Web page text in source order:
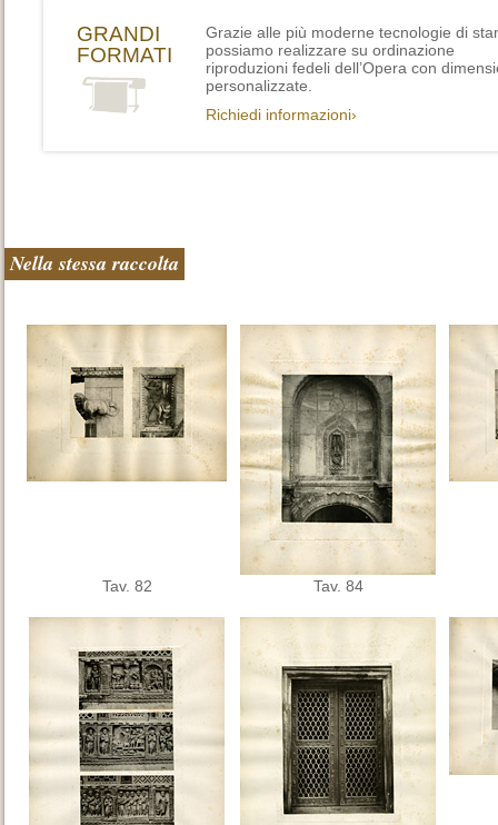
GRANDI
FORMATI
Grazie alle più moderne tecnologie di
possiamo realizzare su ordinazione
riproduzioni fedeli dell’Opera con
personalizzate.
Richiedi informazioni›
Nella stessa raccolta
Tav. 82 Tav. 84